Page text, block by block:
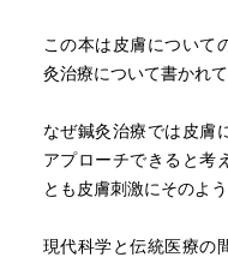
この本は皮膚について
灸治療について書かれて
なぜ鍼灸治療では皮膚
アプローチできると考
とも皮膚刺激にそのよ
現代科学と伝統医療の